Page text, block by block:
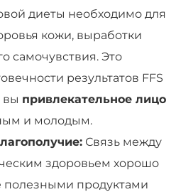
диеты необходимо для
кожи, выработки
самочувствия. Это
результатов FFS
вы привлекательное лицо
и молодым.
Связь между
здоровьем хорошо
полезными продуктами